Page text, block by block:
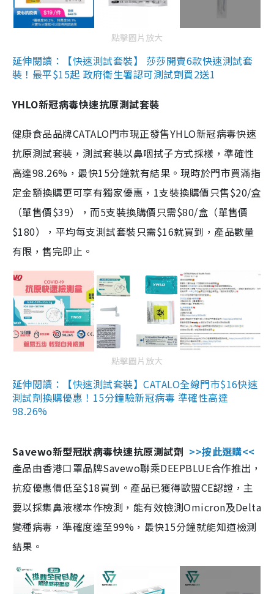
點擊圖片放大
延伸閱讀：【快速測試套裝】 莎莎開賣6款快速測試套
裝！最平$15起 政府衛生署認可測試劑買2送1
YHLO新冠病毒快速抗原測試套裝
健康食品品牌CATALO門市現正發售YHLO新冠病毒快速
抗原測試套裝，測試套裝以鼻咽拭子方式採樣，準確性
高達98.26%，最快15分鐘就有結果。現時於門市買滿指
定金額換購更可享有獨家優惠，1支裝換購價只售$20/盒
（單售價$39），而5支裝換購價只需$80/盒（單售價
$180），平均每支測試套裝只需$16就買到，產品數量
有限，售完即止。
點擊圖片放大
延伸閱讀：【快速測試套裝】CATALO全線門市$16快速
測試劑換購優惠！15分鐘驗新冠病毒 準確性高達
98.26%
Savewo新型冠狀病毒快速抗原測試劑 >>按此選購<<
產品由香港口罩品牌Savewo聯乘DEEPBLUE合作推出，
抗疫優惠價低至$18買到。產品已獲得歐盟CE認證，主
要以採集鼻液樣本作檢測，能有效檢測Omicron及Delta
變種病毒，準確度達至99%，最快15分鐘就能知道檢測
結果。